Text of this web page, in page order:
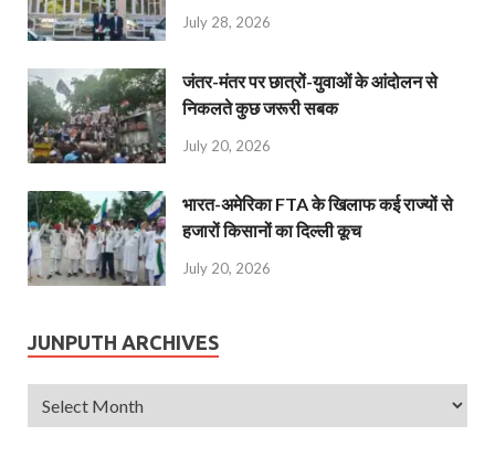
July 28, 2026
जंतर-मंतर पर छात्रों-युवाओं के आंदोलन से
निकलते कुछ जरूरी सबक
July 20, 2026
भारत-अमेरिका FTA के खिलाफ कई राज्यों से
हजारों किसानों का दिल्ली कूच
July 20, 2026
JUNPUTH ARCHIVES